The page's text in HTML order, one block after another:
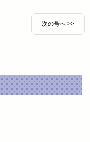
次の号へ >>